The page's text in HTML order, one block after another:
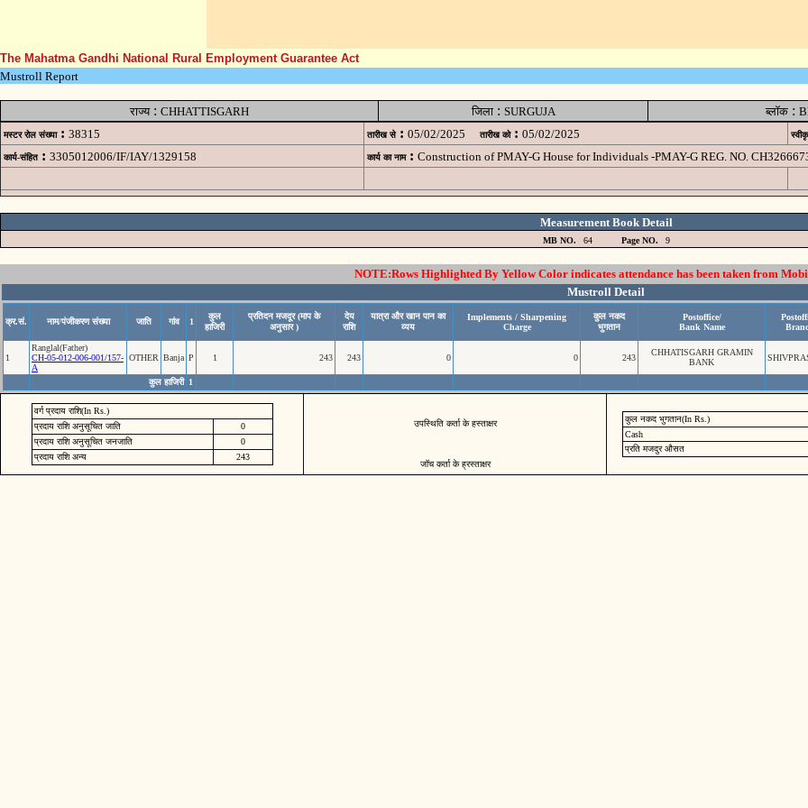
The Mahatma Gandhi National Rural Employment Guarantee Act
Mustroll Report
राज्य: CHHATTISGARH जिला: SURGUJA ब्लॉक:
मस्टर रोल संख्या : 38315 तारीख से : 05/02/2025 तारीख को : 05/02/2025
कार्य-संहित : 3305012006/IF/IAY/1329158 कार्य का नाम : Construction of PMAY-G House for Individuals -PMAY-G REG. NO.
Measurement Book Detail
MB NO. 64 Page NO. 9
NOTE:Rows Highlighted By Yellow Color indicates attendance has been taken from
Mustroll Detail
क्र.सं. नाम/पंजीकरण संख्या जाति गांव 1
कुल
हाजिरी
प्रतिदन मजदूर (माप के
अनुसार )
देय
राशि
यात्रा और खान पान का
व्यय
Implements / Sharpening
Charge
कुल नकद
भुगतान
Postoffice/
Bank Name
1
Ranglal(Father)
CH-05-012-006-001/157-
A
OTHER Banja P 1 243 243 0 0 243
CHHATISGARH GRAMIN
BANK
कुल हाजिरी 1
वर्ग प्रदाय राशि(In Rs.)
प्रदाय राशि अनुसूचित जाति
0
प्रदाय राशि अनुसूचित जनजाति
0
प्रदाय राशि अन्य
243
उपस्थिति कर्ता के हस्ताक्षर
जॉच कर्ता के ह्रस्ताक्षर
कुल नकद भुगतान(In Rs.)
Cash
प्रति मजदुर औसत